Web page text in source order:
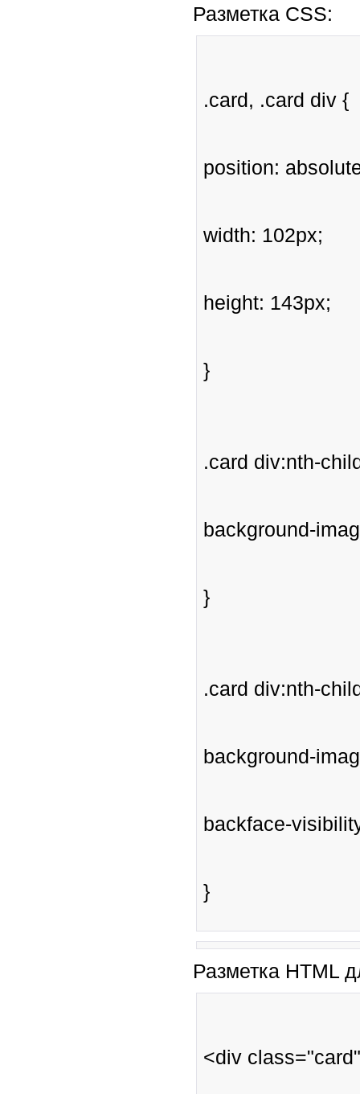
Разметка CSS:
.card, .card div {
position:
width: 102px;
height: 143px;
}
.card div:nth-
background-
}
.card div:nth-
background-
backface-
}
Разметка HTML
<div